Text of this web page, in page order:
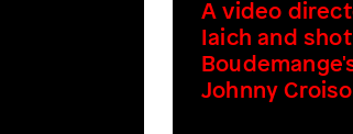
A video
Iaich and
Johnny